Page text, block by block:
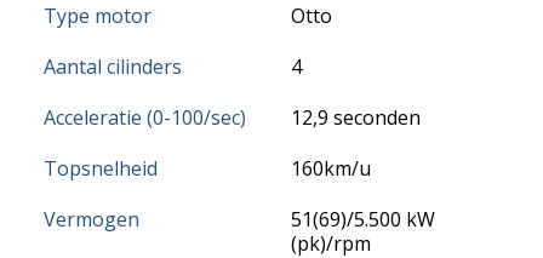
Type motor
Otto
Aantal cilinders
4
Acceleratie (0-100/sec)
12,9 seconden
Topsnelheid
160km/u
Vermogen
51(69)/5.500 kW
(pk)/rpm